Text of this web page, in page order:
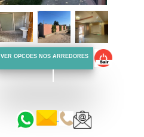
VER OPCOES NOS ARREDORES